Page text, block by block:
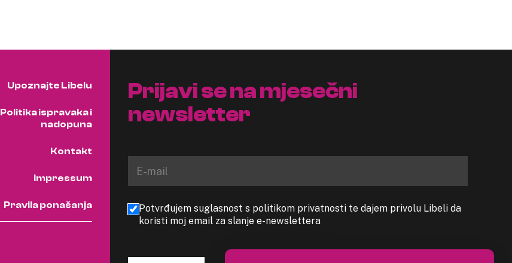
Upoznajte Libelu
Politika ispravaka i
nadopuna
Kontakt
Impressum
Pravila ponašanja
Prijavi se na mjesečni
newsletter
Potvrđujem suglasnost s politikom privatnosti te dajem privolu Libeli da
koristi moj email za slanje e-newslettera